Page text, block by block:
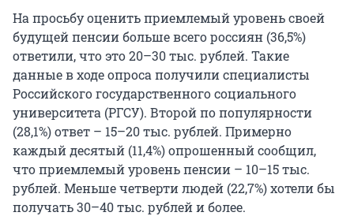
На просьбу оценить приемлемый уровень своей
будущей пенсии больше всего россиян (36,5%)
ответили, что это 20–30 тыс. рублей. Такие
данные в ходе опроса получили специалисты
Российского государственного социального
университета (РГСУ). Второй по популярности
(28,1%) ответ – 15–20 тыс. рублей. Примерно
каждый десятый (11,4%) опрошенный сообщил,
что приемлемый уровень пенсии – 10–15 тыс.
рублей. Меньше четверти людей (22,7%) хотели бы
получать 30–40 тыс. рублей и более.